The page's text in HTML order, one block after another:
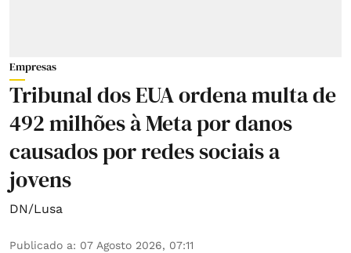
Empresas
Tribunal dos EUA ordena multa de
492 milhões à Meta por danos
causados por redes sociais a
jovens
DN/Lusa
Publicado a: 07 Agosto 2026, 07:11